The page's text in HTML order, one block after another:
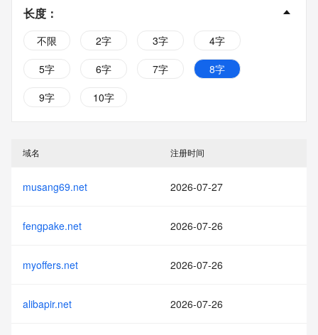
长度 ：
不限 2字 3字
4字
5字
6字 7字
8字
9字
10字
域名 注册时间
musang69.net 2026-07-27
fengpake.net 2026-07-26
myoffers.net 2026-07-26
alibapir.net 2026-07-26